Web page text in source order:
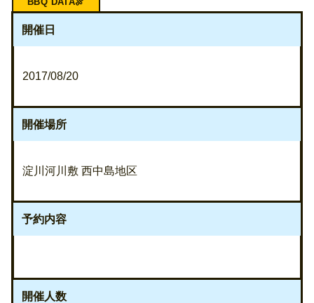
開催日
2017/08/20
開催場所
淀川河川敷 西中島地区
予約内容
開催人数